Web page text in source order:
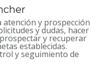
atención y prospección
y dudas, hacer
y recuperar
establecidas.
y seguimiento de